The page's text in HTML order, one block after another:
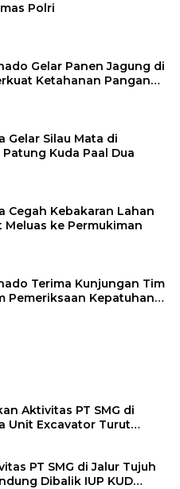
Polri
Gelar Panen Jagung di
Ketahanan Pangan
Gelar Silau Mata di
Kuda Paal Dua
Cegah Kebakaran Lahan
Meluas ke Permukiman
Terima Kunjungan Tim
Pemeriksaan Kepatuhan
Aktivitas PT SMG di
Unit Excavator Turut
PT SMG di Jalur Tujuh
Dibalik IUP KUD